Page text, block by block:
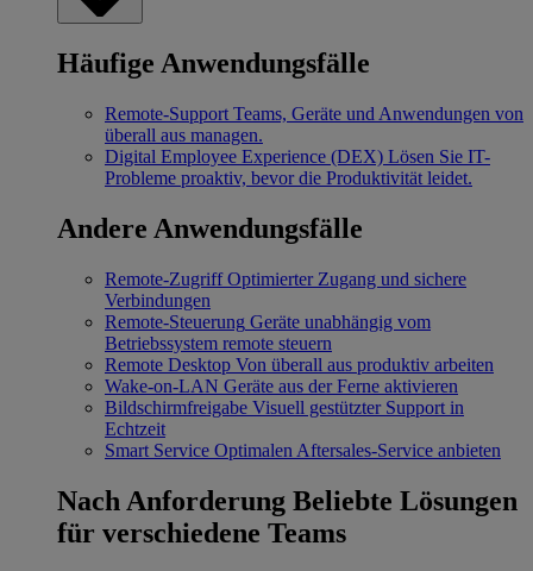
Häufige Anwendungsfälle
Remote-Support Teams, Geräte und Anwendungen von
überall aus managen.
Digital Employee Experience (DEX) Lösen Sie IT-
Probleme proaktiv, bevor die Produktivität leidet.
Andere Anwendungsfälle
Remote-Zugriff Optimierter Zugang und sichere
Verbindungen
Remote-Steuerung Geräte unabhängig vom
Betriebssystem remote steuern
Remote Desktop Von überall aus produktiv arbeiten
Wake-on-LAN Geräte aus der Ferne aktivieren
Bildschirmfreigabe Visuell gestützter Support in
Echtzeit
Smart Service Optimalen Aftersales-Service anbieten
Nach Anforderung Beliebte Lösungen
für verschiedene Teams